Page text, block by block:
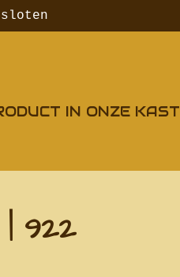
IN ONZE KAST
922